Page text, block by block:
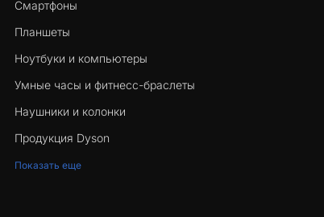
Смартфоны
Планшеты
Ноутбуки и компьютеры
Умные часы и фитнесс-браслеты
Наушники и колонки
Продукция Dyson
Показать еще